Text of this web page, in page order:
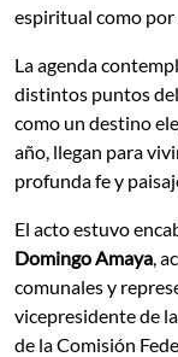
espiritual como
La agenda
distintos puntos
como un destino
año, llegan para
profunda fe y
El acto estuvo
Domingo Amaya,
comunales y
vicepresidente de
de la Comisión